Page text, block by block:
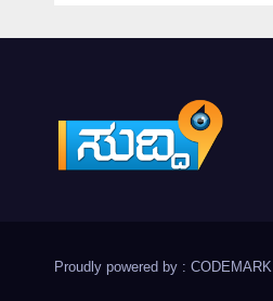
Proudly powered by : CODEMARK